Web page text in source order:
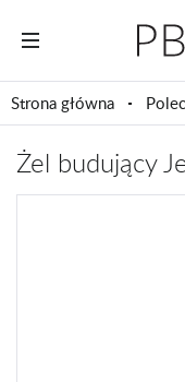
Strona główna
Żel budujący